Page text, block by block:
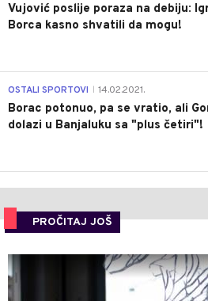
Vujović poslije poraza na debiju:
Borca kasno shvatili da mogu!
OSTALI SPORTOVI 14.02.2021.
Borac potonuo, pa se vratio, ali
dolazi u Banjaluku sa "plus četiri"!
PROČITAJ JOŠ